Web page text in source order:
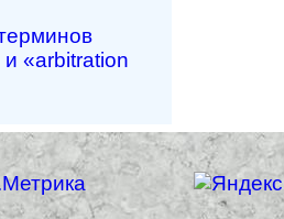
«arbitration